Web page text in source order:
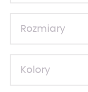
Rozmiary
Kolory